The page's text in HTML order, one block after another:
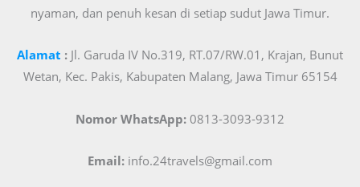
nyaman, dan penuh kesan di setiap sudut Jawa Timur.
Alamat : Jl. Garuda IV No.319, RT.07/RW.01, Krajan, Bunut
Wetan, Kec. Pakis, Kabupaten Malang, Jawa Timur 65154
Nomor WhatsApp: 0813-3093-9312
Email: info.24travels@gmail.com